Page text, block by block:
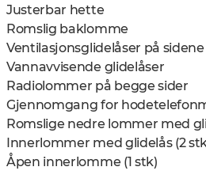
Justerbar hette
Romslig baklomme
Ventilasjonsglidelåser på
Vannavvisende glidelåser
Radiolommer på begge sider
Gjennomgang for
Romslige nedre lommer med
Innerlommer med glidelås (2
Åpen innerlomme (1 stk)